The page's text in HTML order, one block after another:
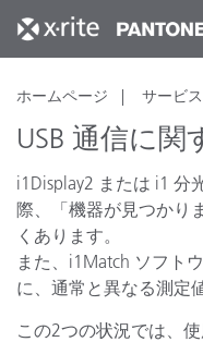
ホームページ サービ
USB 通信に関
i1Display2 または i1 分
際、「機器が見つかり
くあります。
また、i1Match ソフト
に、通常と異なる測定
この2つの状況では、